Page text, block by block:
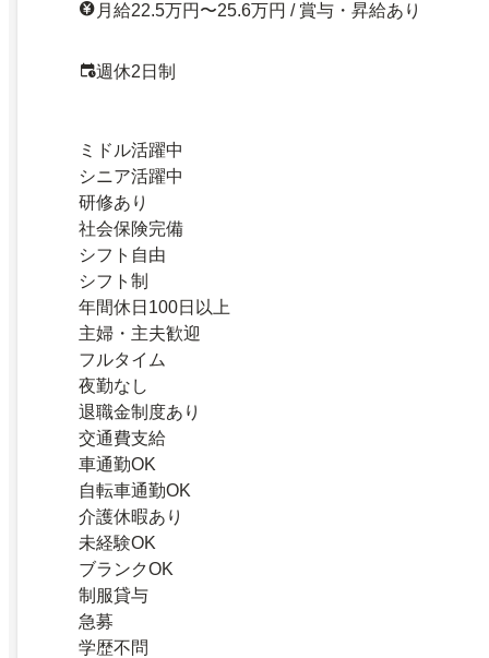
月給22.5万円〜25.6万円 / 賞与・昇給あり
週休2日制
ミドル活躍中
シニア活躍中
研修あり
社会保険完備
シフト自由
シフト制
年間休日100日以上
主婦・主夫歓迎
フルタイム
夜勤なし
退職金制度あり
交通費支給
車通勤OK
自転車通勤OK
介護休暇あり
未経験OK
ブランクOK
制服貸与
急募
学歴不問